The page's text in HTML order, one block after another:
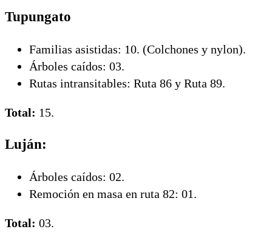
Tupungato
Familias asistidas: 10. (Colchones y nylon).
Árboles caídos: 03.
Rutas intransitables: Ruta 86 y Ruta 89.
Total: 15.
Luján:
Árboles caídos: 02.
Remoción en masa en ruta 82: 01.
Total: 03.